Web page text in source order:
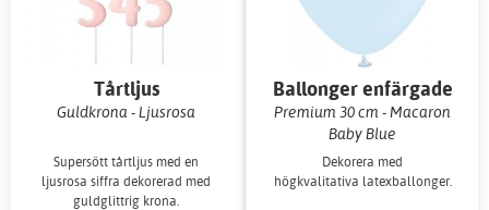
Tårtljus
Guldkrona - Ljusrosa
Supersött tårtljus med en
ljusrosa siffra dekorerad med
guldglittrig krona.
Ballonger enfärgade
Premium 30 cm - Macaron
Baby Blue
Dekorera med
högkvalitativa latexballonger.